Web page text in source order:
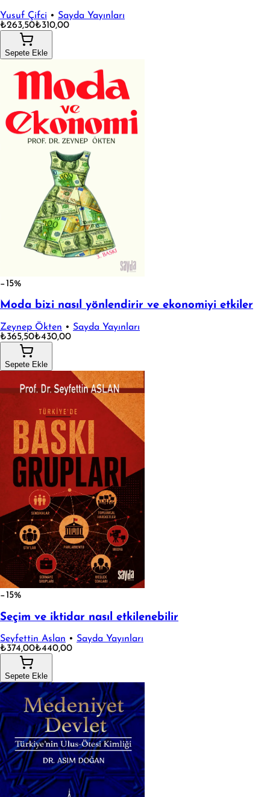
Yusuf Çifci • Sayda Yayınları
₺263,50₺310,00
Sepete Ekle
−15%
Moda bizi nasıl yönlendirir ve ekonomiyi etkiler
Zeynep Ökten • Sayda Yayınları
₺365,50₺430,00
Sepete Ekle
−15%
Seçim ve iktidar nasıl etkilenebilir
Seyfettin Aslan • Sayda Yayınları
₺374,00₺440,00
Sepete Ekle